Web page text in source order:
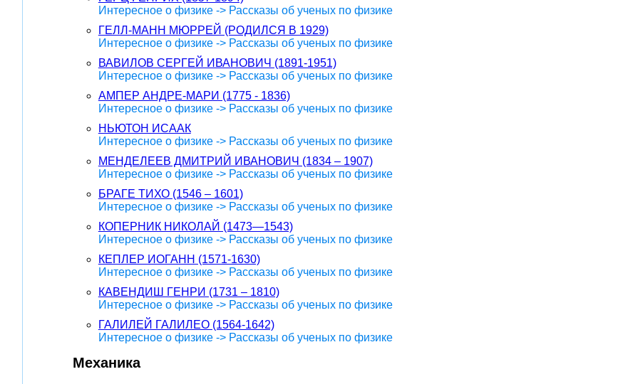
Интересное о физике -> Рассказы об ученых по физике
ГЕЛЛ-МАНН МЮРРЕЙ (РОДИЛСЯ В 1929)
Интересное о физике -> Рассказы об ученых по физике
ВАВИЛОВ СЕРГЕЙ ИВАНОВИЧ (1891-1951)
Интересное о физике -> Рассказы об ученых по физике
АМПЕР АНДРЕ-МАРИ (1775 - 1836)
Интересное о физике -> Рассказы об ученых по физике
НЬЮТОН ИСААК
Интересное о физике -> Рассказы об ученых по физике
МЕНДЕЛЕЕВ ДМИТРИЙ ИВАНОВИЧ (1834 – 1907)
Интересное о физике -> Рассказы об ученых по физике
БРАГЕ ТИХО (1546 – 1601)
Интересное о физике -> Рассказы об ученых по физике
КОПЕРНИК НИКОЛАЙ (1473—1543)
Интересное о физике -> Рассказы об ученых по физике
КЕПЛЕР ИОГАНН (1571-1630)
Интересное о физике -> Рассказы об ученых по физике
КАВЕНДИШ ГЕНРИ (1731 – 1810)
Интересное о физике -> Рассказы об ученых по физике
ГАЛИЛЕЙ ГАЛИЛЕО (1564-1642)
Интересное о физике -> Рассказы об ученых по физике
Механика